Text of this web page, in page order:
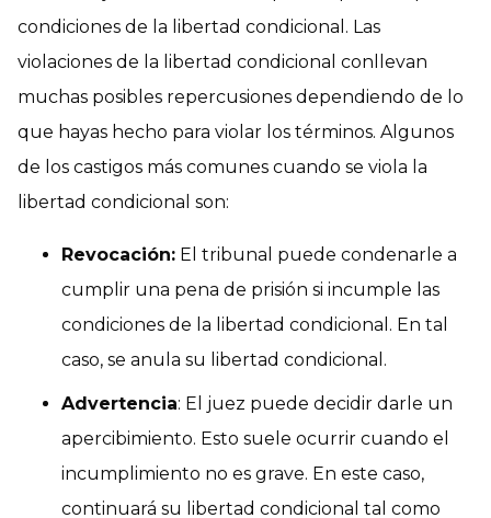
condiciones de la libertad condicional. Las
violaciones de la libertad condicional conllevan
muchas posibles repercusiones dependiendo de lo
que hayas hecho para violar los términos. Algunos
de los castigos más comunes cuando se viola la
libertad condicional son:
Revocación: El tribunal puede condenarle a
cumplir una pena de prisión si incumple las
condiciones de la libertad condicional. En tal
caso, se anula su libertad condicional.
Advertencia: El juez puede decidir darle un
apercibimiento. Esto suele ocurrir cuando el
incumplimiento no es grave. En este caso,
continuará su libertad condicional tal como